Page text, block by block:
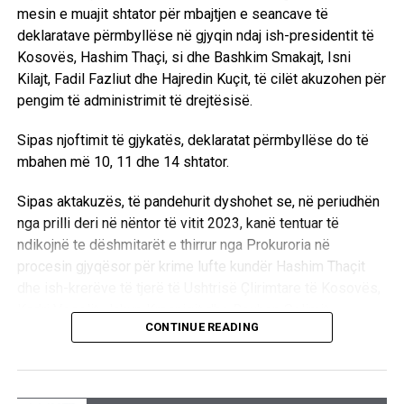
Nga këndvështrimi institucional, drejtori i Departamentit të
TI-së në ATK, Prof. Agron Hamiti, nënvizoi se procesi i
digjitalizimit nuk lë hapësirë për ngurrim, por kërkon një
përgatitje të thellë të strukturës organizative dhe
menaxhimit të të dhënave. Ai bëri të ditur se po hidhen
hapat e parë konkretë për krijimin e një divizioni të
dedikuar posaçërisht për inteligjencën artificiale.
“Digjitalizimi nuk lë vend për ngurrim. Ne kemi hartuar
dokumente që gjenerohen prej strategjisë së përgjithshme,
ku një prej tyre është ajo për menaxhimin e të dhënave.
Kemi bërë edhe freskimin e strukturës organizative dhe
mesin e muajit shtator për mbajtjen e seancave të
deklaratave përmbyllëse në gjyqin ndaj ish-presidentit të
Kosovës, Hashim Thaçi, si dhe Bashkim Smakajt, Isni
Kilajt, Fadil Fazliut dhe Hajredin Kuçit, të cilët akuzohen për
pengim të administrimit të drejtësisë.
Sipas njoftimit të gjykatës, deklaratat përmbyllëse do të
mbahen më 10, 11 dhe 14 shtator.
Sipas aktakuzës, të pandehurit dyshohet se, në periudhën
nga prilli deri në nëntor të vitit 2023, kanë tentuar të
ndikojnë te dëshmitarët e thirrur nga Prokuroria në
procesin gjyqësor për krime lufte kundër Hashim Thaçit
Kadri Veselit, Jakup Krasniqit dhe Rexhep Selimit.
personave zyrtarë në kryerjen e detyrave zyrtare, si dhe
CONTINUE READING